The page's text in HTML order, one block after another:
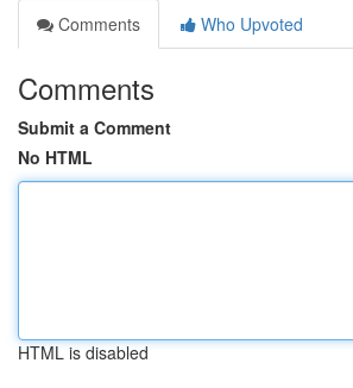
Comments
Who Upvoted
Comments
Submit a Comment
No HTML
HTML is disabled